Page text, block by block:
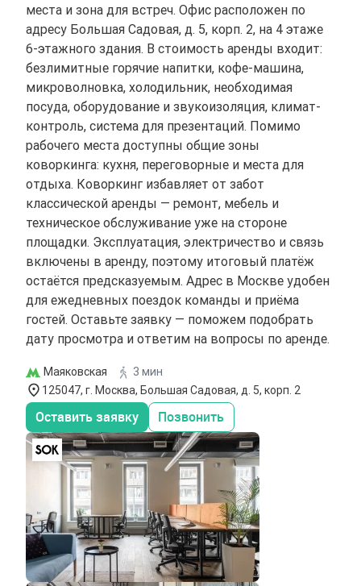
места и зона для встреч. Офис расположен по
адресу Большая Садовая, д. 5, корп. 2, на 4 этаже
6-этажного здания. В стоимость аренды входит:
безлимитные горячие напитки, кофе-машина,
микроволновка, холодильник, необходимая
посуда, оборудование и звукоизоляция, климат-
контроль, система для презентаций. Помимо
рабочего места доступны общие зоны
коворкинга: кухня, переговорные и места для
отдыха. Коворкинг избавляет от забот
классической аренды — ремонт, мебель и
техническое обслуживание уже на стороне
площадки. Эксплуатация, электричество и связь
включены в аренду, поэтому итоговый платёж
остаётся предсказуемым. Адрес в Москве удобен
для ежедневных поездок команды и приёма
гостей. Оставьте заявку — поможем подобрать
дату просмотра и ответим на вопросы по аренде.
Маяковская
3 мин
125047, г. Москва, Большая Садовая, д. 5, корп. 2
Оставить заявку Позвонить